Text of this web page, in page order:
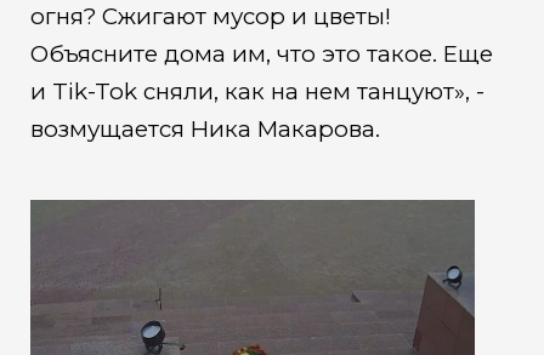
огня? Сжигают мусор и цветы!
Объясните дома им, что это такое. Еще
и Tik-Tok сняли, как на нем танцуют», -
возмущается Ника Макарова.